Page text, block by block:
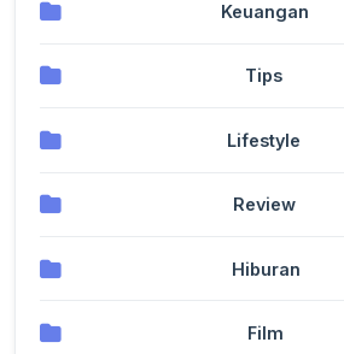
Keuangan
Tips
Lifestyle
Review
Hiburan
Film